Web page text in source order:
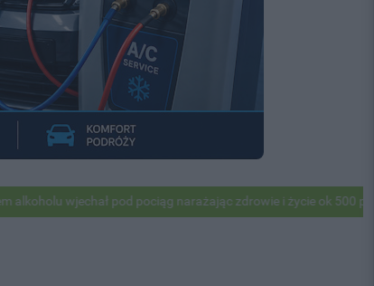
wjechał pod pociąg narażając zdrowie i życie ok 500